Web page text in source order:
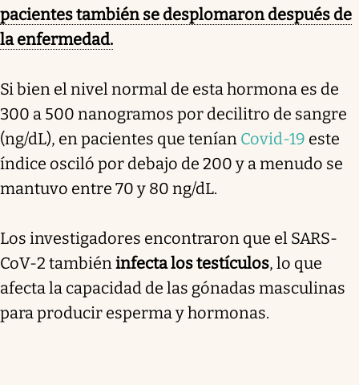
pacientes también se desplomaron después de
la enfermedad.
Si bien el nivel normal de esta hormona es de
300 a 500 nanogramos por decilitro de sangre
(ng/dL), en pacientes que tenían Covid-19 este
índice osciló por debajo de 200 y a menudo se
mantuvo entre 70 y 80 ng/dL.
Los investigadores encontraron que el SARS-
CoV-2 tambiéninfecta los testículos, lo que
afecta la capacidad de las gónadas masculinas
para producir esperma y hormonas.